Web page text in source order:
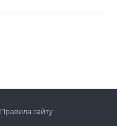
Правила сайту